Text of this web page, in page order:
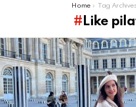
Home Tag Archives: Like
Like
Latest
stories